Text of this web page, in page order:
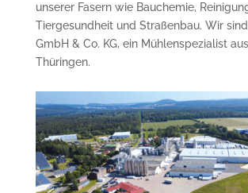
unserer Fasern wie Bauchemie,
Tiergesundheit und Straßenbau. Wir
GmbH & Co. KG, ein Mühlenspezialist
Thüringen.